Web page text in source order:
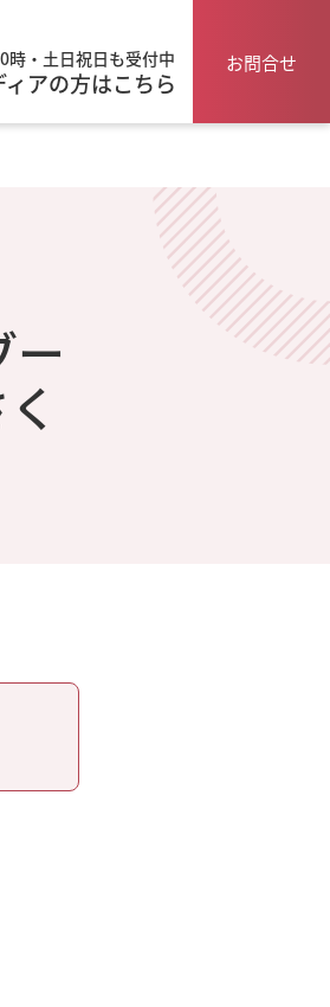
時・土日祝日も受付中
ィアの方はこちら
お問合せ